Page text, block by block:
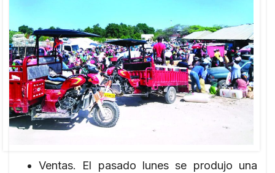
Ventas. El pasado lunes se produjo una